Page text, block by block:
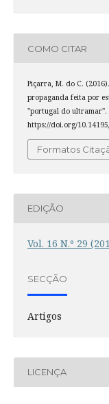
COMO CITAR
Piçarra, M. do C.
propaganda feita por
"portugal do ultramar".
https://doi.org/
Formatos
EDIÇÃO
Vol. 16 N.º 29
SECÇÃO
Artigos
LICENÇA